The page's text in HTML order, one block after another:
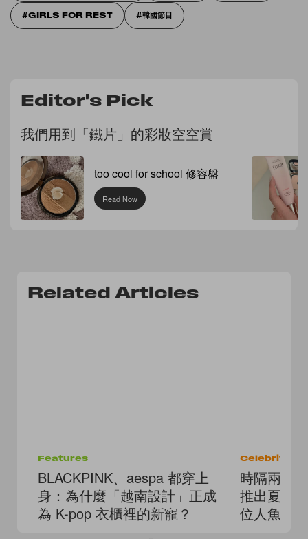
GIRLS FOR REST 韓國節目
Editor's Pick
我們用到「鐵片」的彩妝空空賞
too cool for school 修容盤
Read Now
Related Articles
Features
BLACKPINK、aespa 都穿上
身：為什麼「越南設計」正成
為 K-pop 衣櫃裡的新寵？
Celebrities
時隔兩年
推出夏日
位人魚公